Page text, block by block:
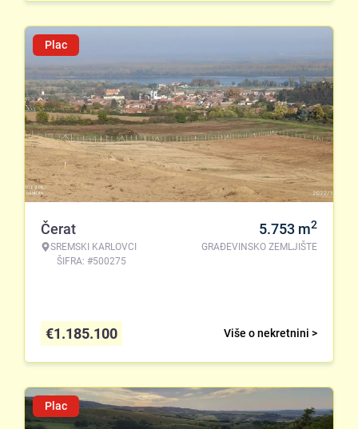
Plac
Čerat
SREMSKI KARLOVCI
ŠIFRA: #500275
5.753 m2
GRAĐEVINSKO ZEMLJIŠTE
Više o nekretnini >
€1.185.100
Plac